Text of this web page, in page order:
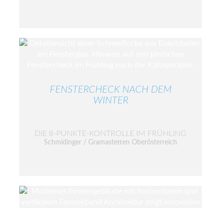
FENSTERCHECK NACH DEM
WINTER
DIE 8-PUNKTE-KONTROLLE IM FRÜHLING
Schmidinger / Gramastetten Oberösterreich